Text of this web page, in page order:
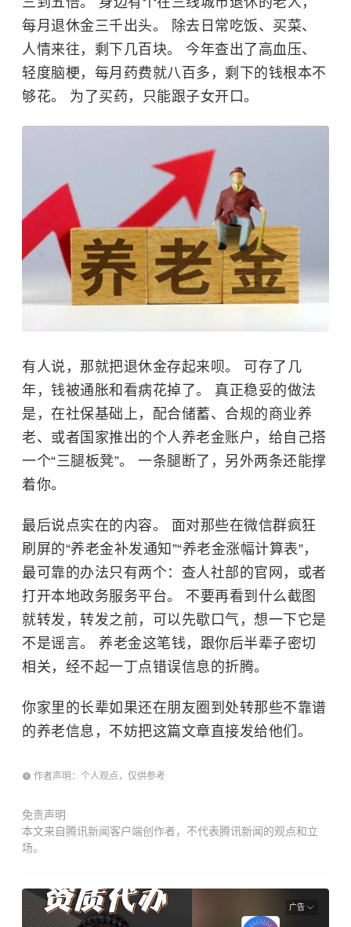
每月退休金三千出头。 除去日常吃饭、买菜、
人情来往，剩下几百块。 今年查出了 高血压、
轻度脑梗，每月药费就八百多，剩下的钱根本不
够花。 为了买药，只能跟子女开口。
有人说，那就把退休金存起来呗。 可存了几
年，钱被通胀和看病花掉了。 真正稳妥的做法
是，在社保基础上，配合储蓄、合规的商业养
老、或者国家推出的个人养老金账户，给自己搭
一个“三腿板凳”。 一条腿断了，另外两条还能撑
着你。
最后说点实在的内容。 面对那些在微信群疯狂
刷屏的“养老金补发通知”“养老金涨幅计算表”，
最可靠的办法只有两个：查人社部的官网，或者
打开本地政务服务平台。 不要再看到什么截图
就转发，转发之前，可以先歇口气，想一下它是
不是谣言。 养老金这笔钱，跟你后半辈子密切
相关，经不起一丁点错误信息的折腾。
你家里的长辈如果还在朋友圈到处转那些不靠谱
的养老信息，不妨把这篇文章直接发给他们。
作者声明：个人观点，仅供参考
免责声明
本文来自腾讯新闻客户端创作者，不代表腾讯新闻的观点和立
场。
广告